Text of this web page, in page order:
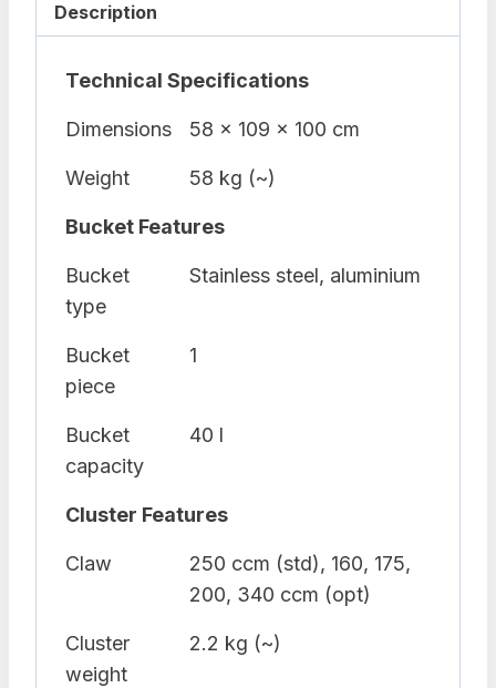
Description
Technical Specifications
Dimensions 58 x 109 x 100 cm
Weight 58 kg (~)
Bucket Features
Bucket
type
Stainless steel, aluminium
Bucket
piece
1
Bucket
capacity
40 l
Cluster Features
Claw
250 ccm (std), 160, 175,
200, 340 ccm (opt)
Cluster
weight
2.2 kg (~)